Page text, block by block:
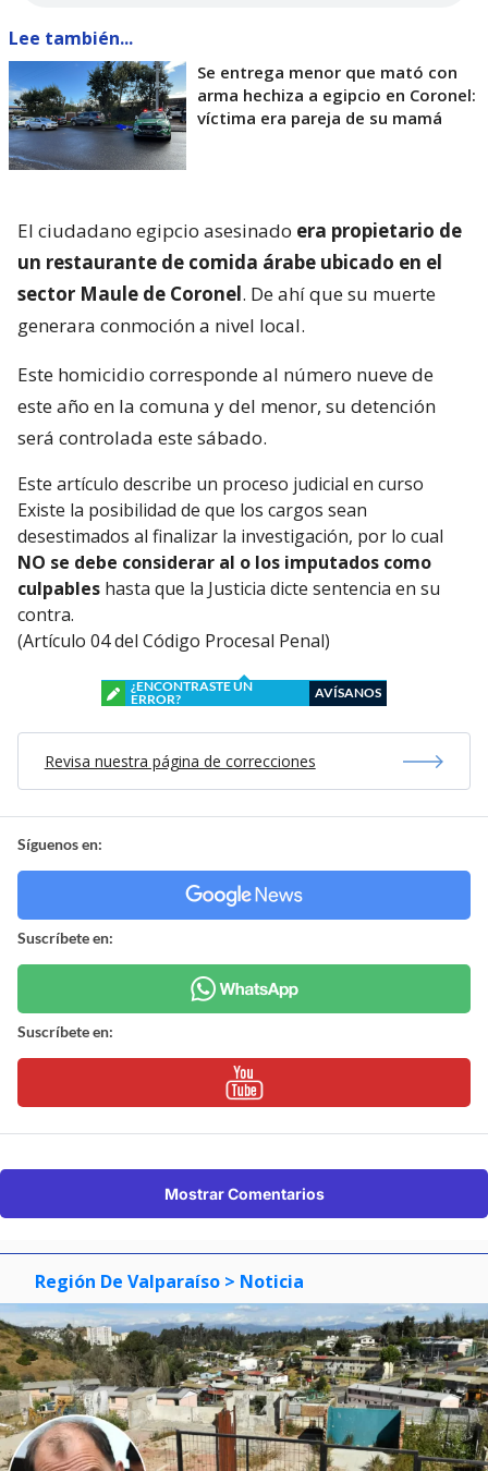
Lee también...
Se entrega menor que mató con
arma hechiza a egipcio en Coronel:
víctima era pareja de su mamá
El ciudadano egipcio asesinado era propietario de
un restaurante de comida árabe ubicado en el
sector Maule de Coronel. De ahí que su muerte
generara conmoción a nivel local.
Este homicidio corresponde al número nueve de
este año en la comuna y del menor, su detención
será controlada este sábado.
Este artículo describe un proceso judicial en curso
Existe la posibilidad de que los cargos sean
desestimados al finalizar la investigación, por lo cual
NO se debe considerar al o los imputados como
culpables hasta que la Justicia dicte sentencia en su
contra.
(Artículo 04 del Código Procesal Penal)
¿ENCONTRASTE UN
ERROR?
AVÍSANOS
Revisa nuestra página de correcciones
Síguenos en:
Suscríbete en:
Suscríbete en:
Mostrar Comentarios
Región De Valparaíso > Noticia